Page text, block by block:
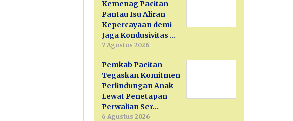
Kemenag Pacitan
Pantau Isu Aliran
Kepercayaan demi
Jaga Kondusivitas …
7 Agustus 2026
Pemkab Pacitan
Tegaskan Komitmen
Perlindungan Anak
Lewat Penetapan
Perwalian Ser…
6 Agustus 2026